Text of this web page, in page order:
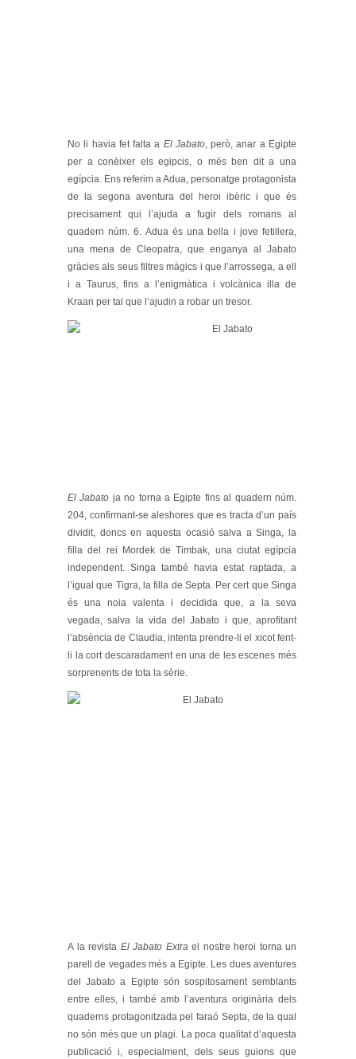
No li havia fet falta a El Jabato, però, anar a Egipte
per a conèixer els egipcis, o més ben dit a una
egípcia. Ens referim a Adua, personatge protagonista
de la segona aventura del heroi ibèric i que és
precisament qui l’ajuda a fugir dels romans al
quadern núm. 6. Adua és una bella i jove fetillera,
una mena de Cleopatra, que enganya al Jabato
gràcies als seus filtres màgics i que l’arrossega, a ell
i a Taurus, fins a l’enigmàtica i volcànica illa de
Kraan per tal que l’ajudin a robar un tresor.
El Jabato ja no torna a Egipte fins al quadern núm.
204, confirmant-se aleshores que es tracta d’un país
dividit, doncs en aquesta ocasió salva a Singa, la
filla del rei Mordek de Timbak, una ciutat egípcia
independent. Singa també havia estat raptada, a
l’igual que Tigra, la filla de Septa. Per cert que Singa
és una noia valenta i decidida que, a la seva
vegada, salva la vida del Jabato i que, aprofitant
l’absència de Claudia, intenta prendre-li el xicot fent-
li la cort descaradament en una de les escenes més
sorprenents de tota la sèrie.
A la revista El Jabato Extrael nostre heroi torna un
parell de vegades més a Egipte. Les dues aventures
del Jabato a Egipte són sospitosament semblants
entre elles, i també amb l’aventura originària dels
quaderns protagonitzada pel faraó Septa, de la qual
no són més que un plagi. La poca qualitat d’aquesta
publicació i, especialment, dels seus guions que